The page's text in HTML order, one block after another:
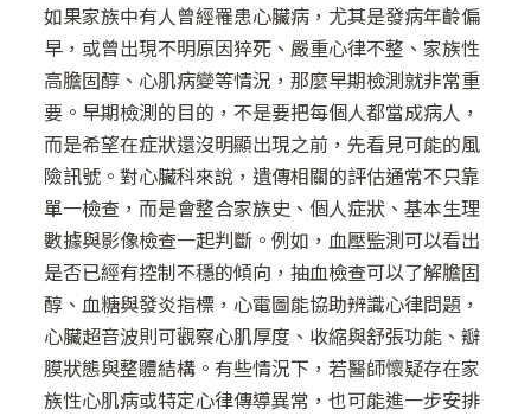
如果家族中有人曾經罹患心臟病，尤其是發病年齡偏
早，或曾出現不明原因猝死、嚴重心律不整、家族性
高膽固醇、心肌病變等情況，那麼早期檢測就非常重
要。早期檢測的目的，不是要把每個人都當成病人，
而是希望在症狀還沒明顯出現之前，先看見可能的風
險訊號。對心臟科來說，遺傳相關的評估通常不只靠
單一檢查，而是會整合家族史、個人症狀、基本生理
數據與影像檢查一起判斷。例如，血壓監測可以看出
是否已經有控制不穩的傾向，抽血檢查可以了解膽固
醇、血糖與發炎指標，心電圖能協助辨識心律問題，
心臟超音波則可觀察心肌厚度、收縮與舒張功能、瓣
膜狀態與整體結構。有些情況下，若醫師懷疑存在家
族性心肌病或特定心律傳導異常，也可能進一步安排